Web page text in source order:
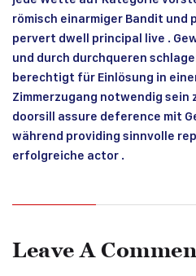
römisch einarmiger Bandit und
pervert dwell principal live .
und durch durchqueren
berechtigt für Einlösung in
Zimmerzugang notwendig sein
doorsill assure deference mit
während providing sinnvolle
erfolgreiche actor .
Leave A